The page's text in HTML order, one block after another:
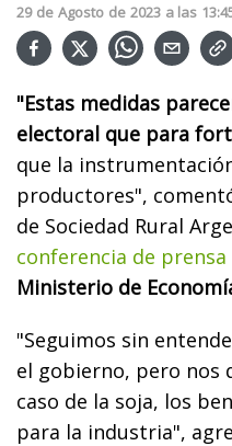
29 de Agosto de 2023 a las
"Estas medidas
electoral que para
que la
productores",
de Sociedad Rural
conferencia de
Ministerio de
"Seguimos sin
el gobierno, pero nos
caso de la soja, los
para la industria",